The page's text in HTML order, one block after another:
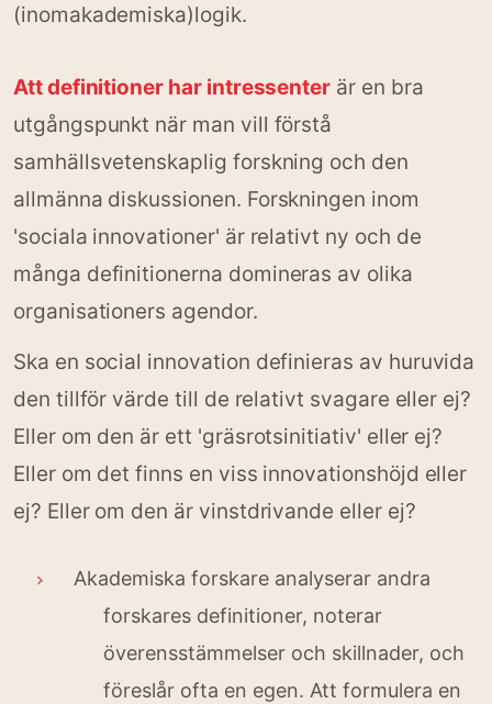
(inomakademiska)logik.
Att definitioner har intressenter är en bra
utgångspunkt när man vill förstå
samhällsvetenskaplig forskning och den
allmänna diskussionen. Forskningen inom
'sociala innovationer' är relativt ny och de
många definitionerna domineras av olika
organisationers agendor.
Ska en social innovation definieras av huruvida
den tillför värde till de relativt svagare eller ej?
Eller om den är ett 'gräsrotsinitiativ' eller ej?
Eller om det finns en viss innovationshöjd eller
ej? Eller om den är vinstdrivande eller ej?
Akademiska forskare analyserar andra
forskares definitioner, noterar
överensstämmelser och skillnader, och
föreslår ofta en egen. Att formulera en